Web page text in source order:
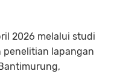
2026 melalui studi
penelitian lapangan